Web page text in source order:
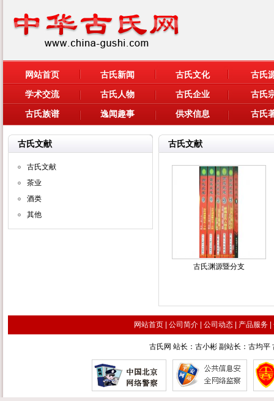
网站首页 古氏新闻 古氏文化
古氏
学术交流
古氏人物 古氏企业
古氏
古氏族谱
逸闻趣事 供求信息 古氏
古氏文献
古氏文献
茶业
酒类
其他
古氏文献
古氏渊源暨分支
网站首页| 公司简介| 公司动态| 产品服务|
古氏网 站长：古小彬 副站长：古均